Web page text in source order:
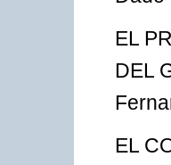
EL
DEL
EL